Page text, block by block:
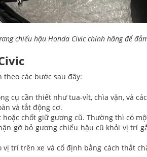
chiếu hậu Honda Civic chính hãng để
các bước sau đây:
cụ cần thiết như tua-vít, chìa vặn, và
và tắt động cơ.
chốt giữ gương cũ. Thường thì có
gỡ bỏ gương chiếu hậu cũ khỏi vị trí
trí trên xe và cố định bằng cách thắt